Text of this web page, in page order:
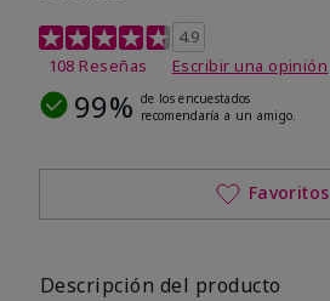
Calificación de clientes de 5 de 5
4.9
108 Reseñas
Escribir una opinión
99% de los encuestados
recomendaría a un amigo.
Favoritos
Descripción del producto